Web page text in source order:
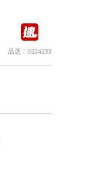
品號： 9224233